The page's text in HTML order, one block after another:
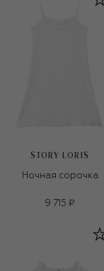
STORY LORIS
Ночная сорочка
9 715 ₽